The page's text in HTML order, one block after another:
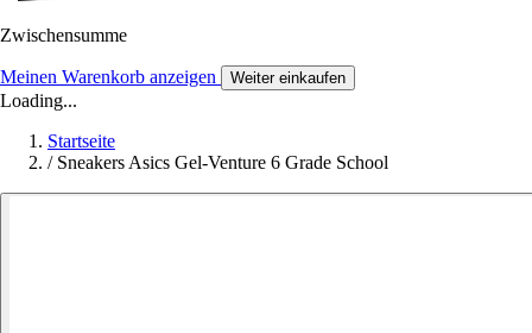
Zwischensumme
Meinen Warenkorb anzeigen Weiter einkaufen
Loading...
Startseite
/ Sneakers Asics Gel-Venture 6 Grade School